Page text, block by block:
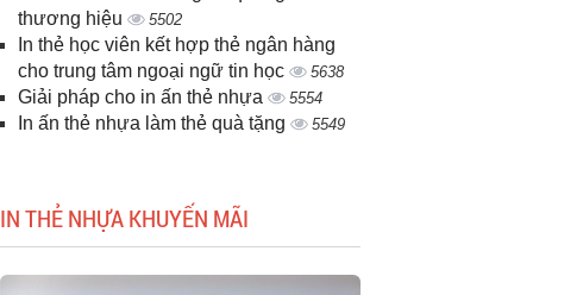
thương hiệu
5502
In thẻ học viên kết hợp thẻ ngân hàng
cho trung tâm ngoại ngữ tin học
5638
Giải pháp cho in ấn thẻ nhựa 5554
In ấn thẻ nhựa làm thẻ quà tặng 5549
IN THẺ NHỰA KHUYẾN MÃI